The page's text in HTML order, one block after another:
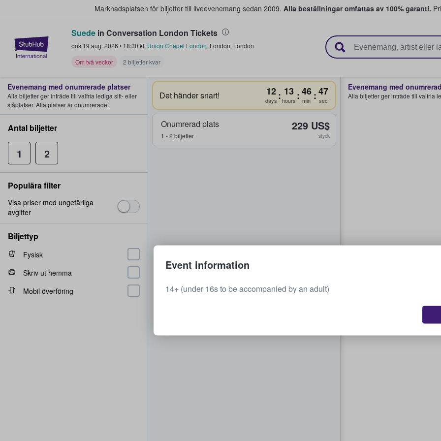
Marknadsplatsen för biljetter till liveevenemang sedan 2009. Alla beställningar omfattas av 100% garanti.
StubHub – där fans köper och säljer biljetter.
Suede in Conversation London Tickets
ons 19 aug. 2026 • 18:30 kl. Union Chapel London, London, London
Om två veckor
2 biljetter kvar
Det händer snart! 12
days : 13
hours :46
min :47
sec
Onumrerad plats
1 - 2 biljetter
229 US$
styck
Evenemang med
Alla biljetter ger inträde till valfria
Evenemang med onumrerade platser
Alla biljetter ger inträde till valfria lediga sitt- eller
ståplatser. Alla platser är onumrerade.
Antal biljetter
1 2
Populära filter
Visa priser med ungefärliga
avgifter
Biljettyp
Fysisk
Skriv ut hemma
Mobil överföring
Event information
14+ (under 16s to be accompanied by an adult)